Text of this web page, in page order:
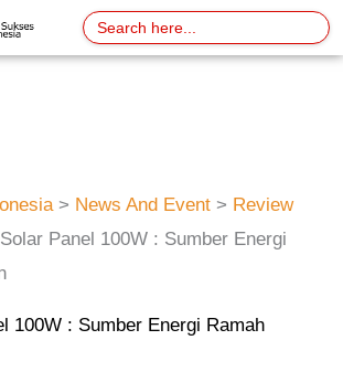
Search
for:
> News And Event > Review
Panel 100W : Sumber Energi
100W : Sumber Energi Ramah